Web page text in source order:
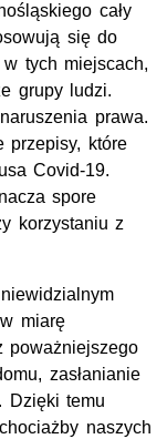
cały
się do
tych miejscach,
grupy ludzi.
prawa.
przepisy, które
Covid-19.
spore
korzystaniu z
miarę
poważniejszego
zasłanianie
Dzięki temu
naszych